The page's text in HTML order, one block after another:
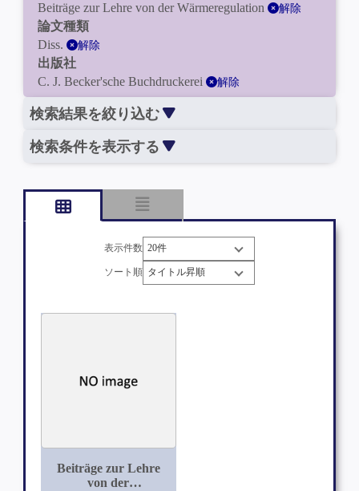
Beiträge zur Lehre von der Wärmeregulation
解除
論文種類
Diss.
解除
出版社
C. J. Becker'sche Buchdruckerei
解除
検索結果を絞り込む
検索条件を表示する
表示件数
ソート順
Beiträge zur Lehre
von der